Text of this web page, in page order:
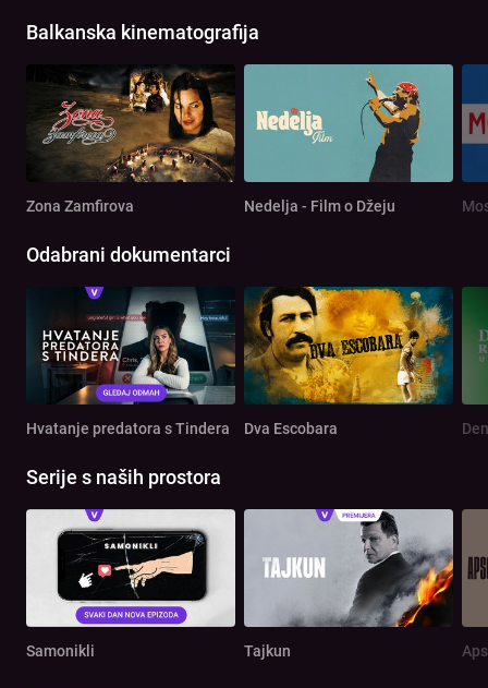
Balkanska kinematografija
Zona Zamfirova Nedelja - Film o Džeju
Odabrani dokumentarci
Hvatanje predatora s Tindera Dva Escobara
Serije s naših prostora
Samonikli Tajkun